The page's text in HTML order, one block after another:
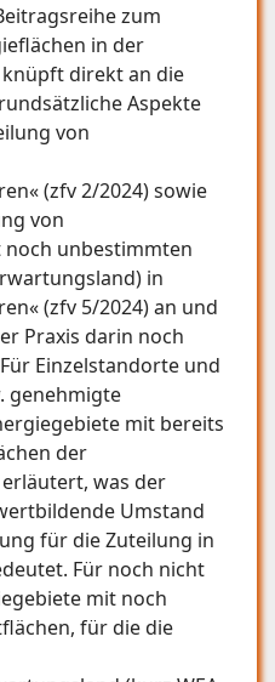
zum
in der
direkt an die
Aspekte
von
(zfv 2/2024) sowie
von
unbestimmten
in
(zfv 5/2024) an und
Praxis darin noch
Einzelstandorte und
genehmigte
mit bereits
der
was der
Umstand
für die Zuteilung in
Für noch nicht
mit noch
für die die